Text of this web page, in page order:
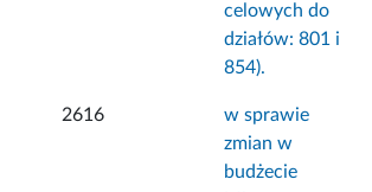
celowych do
działów: 801 i
854).
2616
w sprawie
zmian w
budżecie